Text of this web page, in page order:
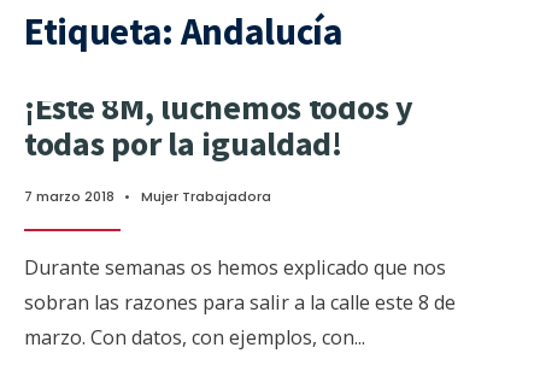
Etiqueta: Andalucía
¡Este 8M, luchemos todos y
todas por la igualdad!
7 marzo 2018 • Mujer Trabajadora
Durante semanas os hemos explicado que nos
sobran las razones para salir a la calle este 8 de
marzo. Con datos, con ejemplos, con...